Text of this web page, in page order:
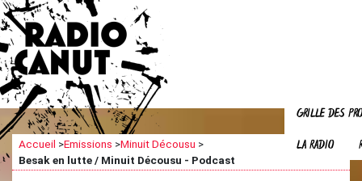
GRILLE DES
LA RADIO
Accueil >Emissions >Minuit Décousu >
Besak en lutte / Minuit Décousu - Podcast